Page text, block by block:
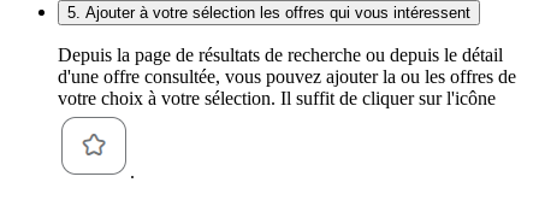
5. Ajouter à votre sélection les offres qui vous intéressent
Depuis la page de résultats de recherche ou depuis le détail
d'une offre consultée, vous pouvez ajouter la ou les offres de
votre choix à votre sélection. Il suffit de cliquer sur l'icône
.